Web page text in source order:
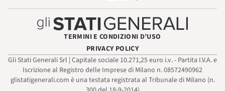
TERMINI E CONDIZIONI D’USO
PRIVACY POLICY
Gli Stati Generali Srl | Capitale sociale 10.271,25 euro i.v. - Partita I.V.A. e
Iscrizione al Registro delle Imprese di Milano n. 08572490962
glistatigenerali.com è una testata registrata al Tribunale di Milano (n.